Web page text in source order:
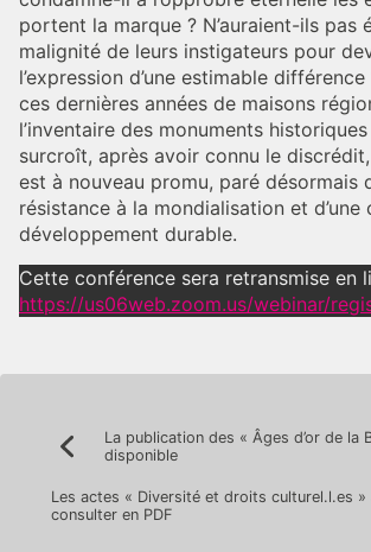
portent la marque ? N’auraient-ils pas
malignité de leurs instigateurs pour
l’expression d’une estimable différence
ces dernières années de maisons
l’inventaire des monuments
surcroît, après avoir connu le
est à nouveau promu, paré désormais
résistance à la mondialisation et
développement durable.
Cette conférence sera retransmise en
https://us06web.zoom.us/webinar/
Navigation
l’article
Précédent:
La publication des « Âges d’or de la
disponible
Les actes « Diversité et droits culturel.l.es »
consulter en PDF